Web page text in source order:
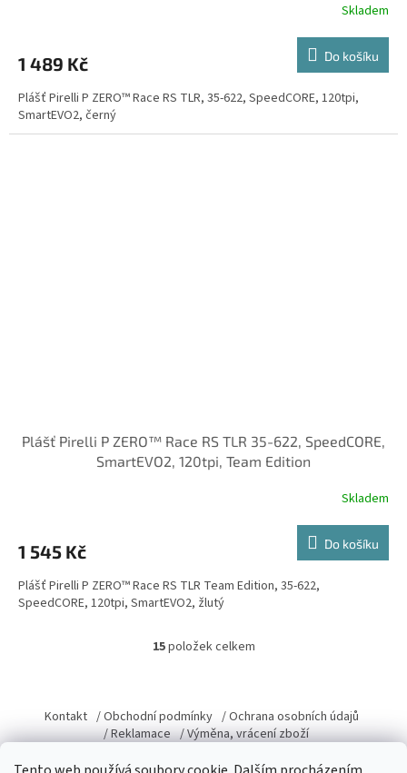
Skladem
1 489 Kč Do košíku
Plášť Pirelli P ZERO™ Race RS TLR, 35-622, SpeedCORE, 120tpi,
SmartEVO2, černý
Plášť Pirelli P ZERO™ Race RS TLR 35-622, SpeedCORE,
SmartEVO2, 120tpi, Team Edition
Skladem
1 545 Kč Do košíku
Plášť Pirelli P ZERO™ Race RS TLR Team Edition, 35-622,
SpeedCORE, 120tpi, SmartEVO2, žlutý
O
d
a
15položek celkem
p
a
Kontakt / Obchodní podmínky / Ochrana osobních údajů
/ Reklamace / Výměna, vrácení zboží